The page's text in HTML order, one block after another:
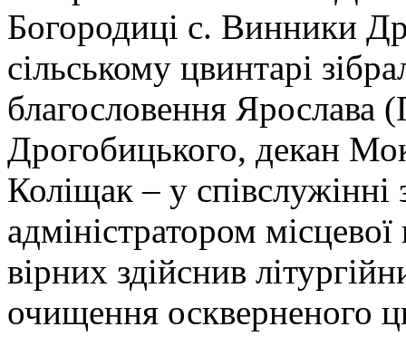
Богородиці с. Винники
сільському цвинтарі
благословення Ярослава
Дрогобицького, декан
Коліщак – у
адміністратором
вірних здійснив
очищення оскверненого